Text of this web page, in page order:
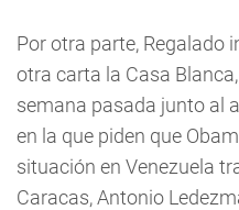
Por otra parte, Regalado
otra carta la Casa
semana pasada junto al
en la que piden que
situación en Venezuela
Caracas, Antonio